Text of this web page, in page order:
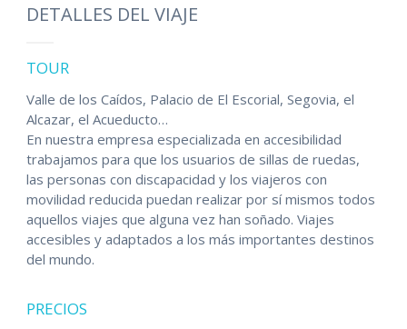
DETALLES DEL VIAJE
TOUR
Valle de los Caídos, Palacio de El Escorial, Segovia, el
Alcazar, el Acueducto…
En nuestra empresa especializada en accesibilidad
trabajamos para que los usuarios de sillas de ruedas,
las personas con discapacidad y los viajeros con
movilidad reducida puedan realizar por sí mismos todos
aquellos viajes que alguna vez han soñado. Viajes
accesibles y adaptados a los más importantes destinos
del mundo.
PRECIOS